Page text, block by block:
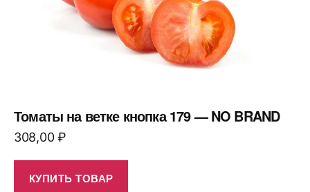
Томаты на ветке кнопка 179 — NO BRAND
308,00₽
КУПИТЬ ТОВАР